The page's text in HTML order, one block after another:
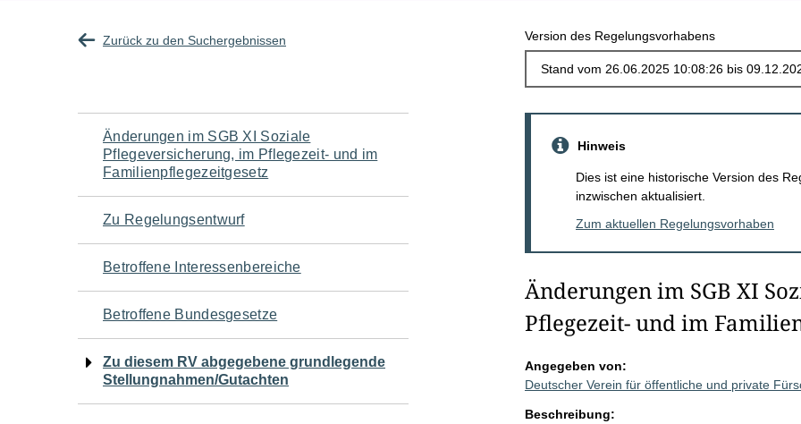
Zurück zu den Suchergebnissen Version des Regelungsvorhabens
Navigation
für
den
Seiteninhalt
Änderungen im SGB XI Soziale
Pflegeversicherung, im Pflegezeit- und im
Familienpflegezeitgesetz
Zu Regelungsentwurf
Betroffene Interessenbereiche
Betroffene Bundesgesetze
Zu diesem RV abgegebene grundlegende
Stellungnahmen/Gutachten
Hinweis
Dies ist eine historische Version des
inzwischen aktualisiert.
Zum aktuellen Regelungsvorhaben
Änderungen im SGB XI
Pflegezeit- und im
Angegeben von:
Deutscher Verein für öffentliche und private
Beschreibung: